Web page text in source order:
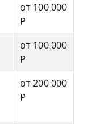
от 100 000
Р
от 100 000
Р
от 200 000
Р